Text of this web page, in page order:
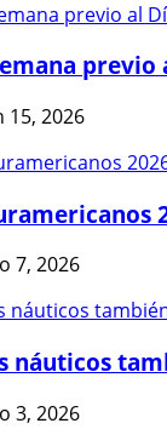
previo
15, 2026
7, 2026
náuticos
3, 2026